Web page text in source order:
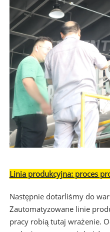
Linia produkcyjna: proces
Następnie dotarliśmy do
Zautomatyzowane linie
pracy robią tutaj wrażenie.